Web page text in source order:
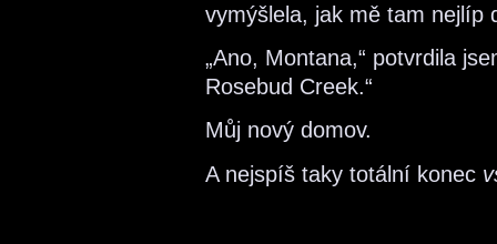
vymýšlela, jak mě tam nejlíp
„Ano, Montana,“ potvrdila
Rosebud Creek.“
Můj nový domov.
A nejspíš taky totální konec